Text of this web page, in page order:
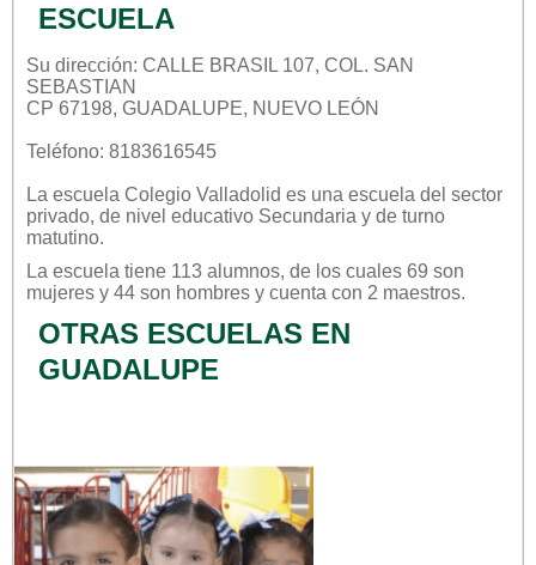
ESCUELA
Su dirección: CALLE BRASIL 107, COL. SAN
SEBASTIAN
CP 67198, GUADALUPE, NUEVO LEÓN
Teléfono: 8183616545
La escuela Colegio Valladolid es una escuela del sector
privado, de nivel educativo Secundaria y de turno
matutino.
La escuela tiene 113 alumnos, de los cuales 69 son
mujeres y 44 son hombres y cuenta con 2 maestros.
OTRAS ESCUELAS EN
GUADALUPE